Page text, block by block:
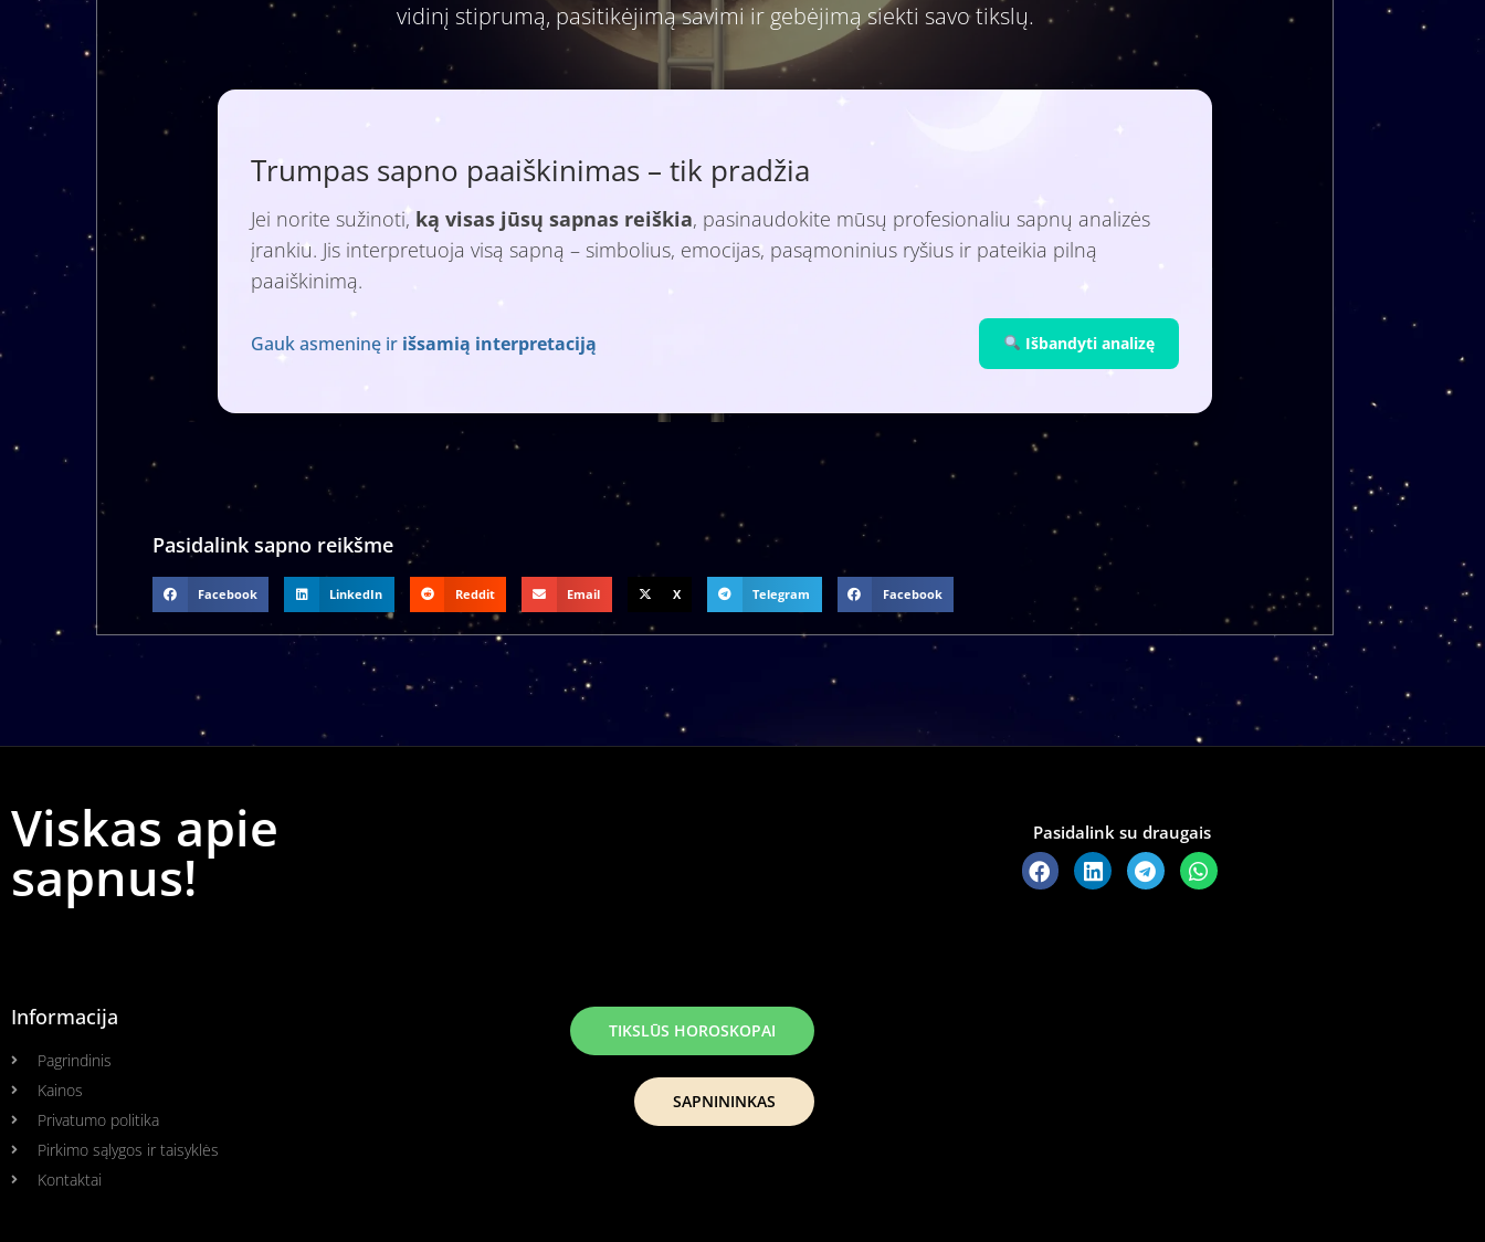
vidinį stiprumą, pasitikėjimą savimi ir gebėjimą siekti savo tikslų.
Trumpas sapno paaiškinimas – tik pradžia
Jei norite sužinoti, ką visas jūsų sapnas reiškia, pasinaudokite mūsų profesionaliu sapnų analizės
įrankiu. Jis interpretuoja visą sapną – simbolius, emocijas, pasąmoninius ryšius ir pateikia pilną
paaiškinimą.
Gauk asmeninę ir išsamią interpretaciją Išbandyti analizę
Pasidalink sapno reikšme
Facebook LinkedIn Reddit Email X Telegram Facebook
Viskas apie
sapnus!
Pasidalink su draugais
Informacija
Pagrindinis
Kainos
Privatumo politika
Pirkimo sąlygos ir taisyklės
Kontaktai
TIKSLŪS HOROSKOPAI
SAPNININKAS